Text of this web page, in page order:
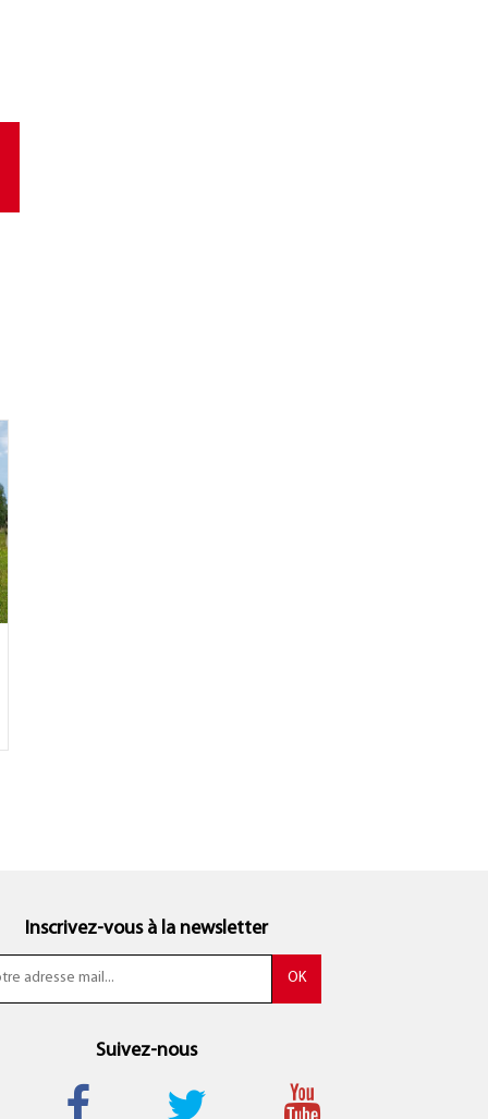
Inscrivez-vous à la newsletter
Suivez-nous